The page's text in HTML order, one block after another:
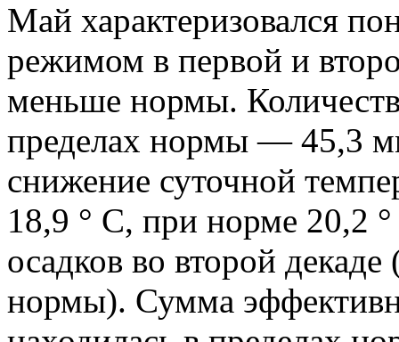
Май характеризовался
режимом в первой и
меньше нормы.
пределах нормы — 45,3
снижение суточной
18,9 ° С, при норме 20,2
осадков во второй
нормы). Сумма